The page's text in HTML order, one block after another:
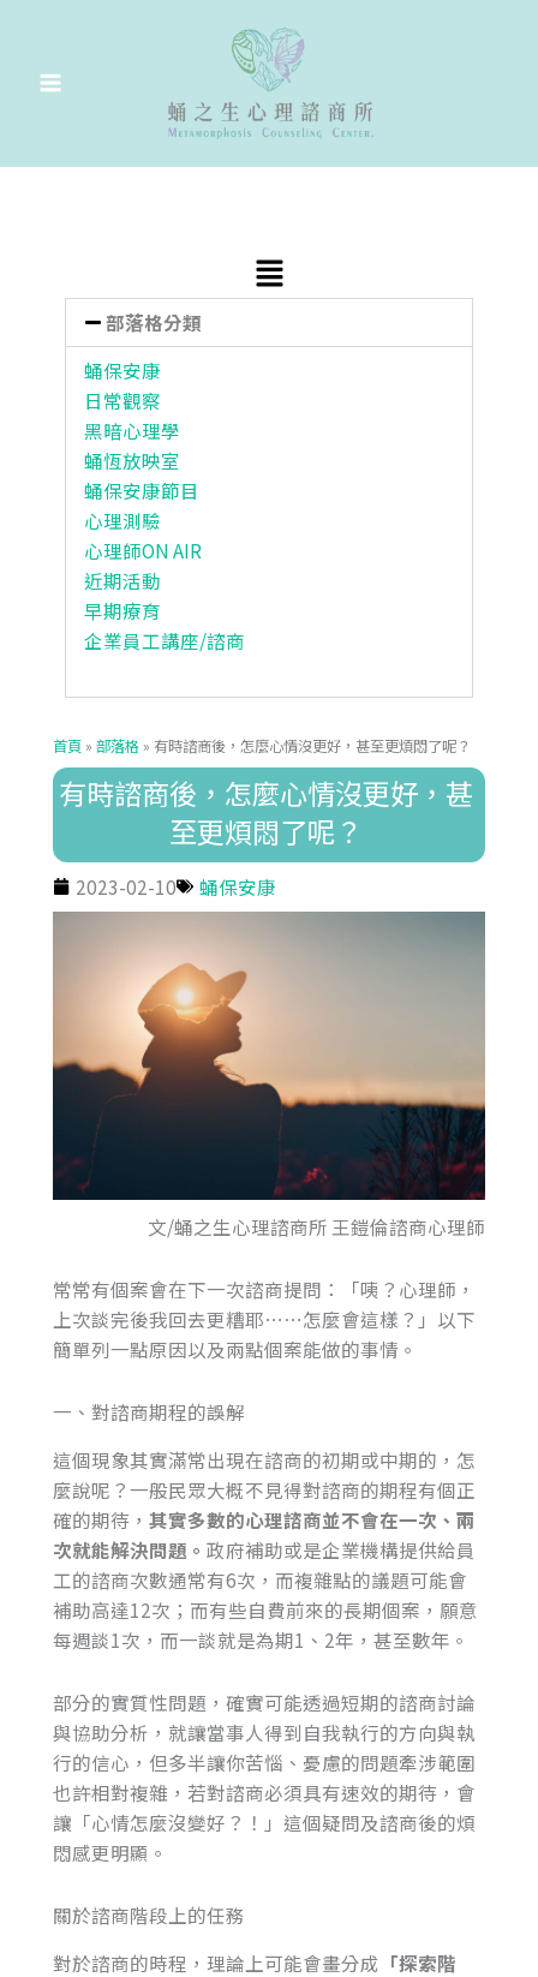
容
Main
部落格分類
蛹保安康
日常觀察
黑暗心理學
蛹恆放映室
蛹保安康節目
心理測驗
心理師ON AIR
近期活動
早期療育
企業員工講座/諮商
首頁» 部落格» 有時諮商後，怎麼心情沒更好，甚至更煩悶了呢？
有時諮商後，怎麼心情沒更好，甚
至更煩悶了呢？
2023-02-10 蛹保安康
文/蛹之生心理諮商所 王鎧倫諮商心理師
常常有個案會在下一次諮商提問：「咦？心理師，
上次談完後我回去更糟耶⋯⋯怎麼會這樣？」以下
簡單列一點原因以及兩點個案能做的事情。
一、對諮商期程的誤解
這個現象其實滿常出現在諮商的初期或中期的，怎
麼說呢？一般民眾大概不見得對諮商的期程有個正
確的期待， 其實多數的心理諮商並不會在一次、兩
次就能解決問題。 政府補助或是企業機構提供給員
工的諮商次數通常有6次，而複雜點的議題可能會
補助高達12次；而有些自費前來的長期個案，願意
每週談1次，而一談就是為期1、2年，甚至數年。
部分的實質性問題，確實可能透過短期的諮商討論
與協助分析，就讓當事人得到自我執行的方向與執
行的信心，但多半讓你苦惱、憂慮的問題牽涉範圍
也許相對複雜，若對諮商必須具有速效的期待，會
讓「心情怎麼沒變好？！」這個疑問及諮商後的煩
悶感更明顯。
關於諮商階段上的任務
對於諮商的時程，理論上可能會畫分成 「探索階